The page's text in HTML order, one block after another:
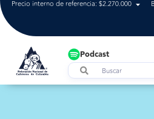
Precio interno de referencia: $2.270.000
Podcast